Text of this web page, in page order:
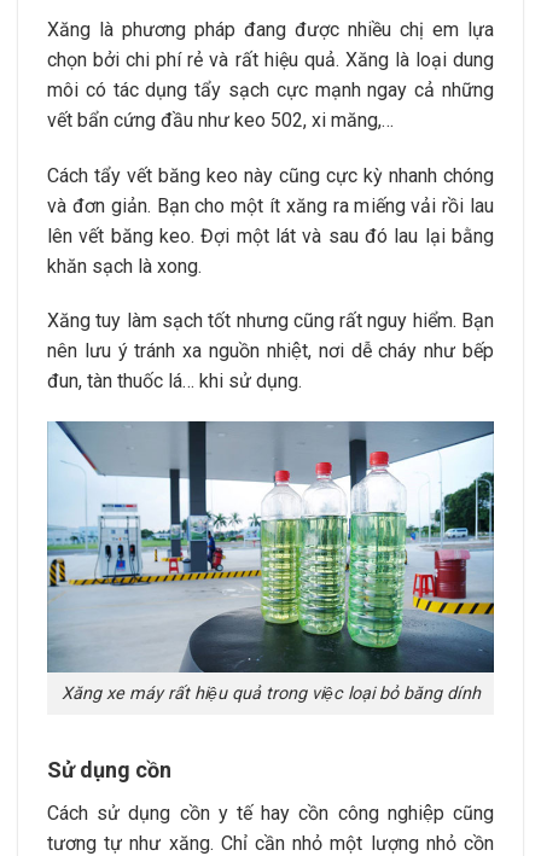
Xăng là phương pháp đang được nhiều chị em lựa
chọn bởi chi phí rẻ và rất hiệu quả. Xăng là loại dung
môi có tác dụng tẩy sạch cực mạnh ngay cả những
vết bẩn cứng đầu như keo 502, xi măng,…
Cách tẩy vết băng keo này cũng cực kỳ nhanh chóng
và đơn giản. Bạn cho một ít xăng ra miếng vải rồi lau
lên vết băng keo. Đợi một lát và sau đó lau lại bằng
khăn sạch là xong.
Xăng tuy làm sạch tốt nhưng cũng rất nguy hiểm. Bạn
nên lưu ý tránh xa nguồn nhiệt, nơi dễ cháy như bếp
đun, tàn thuốc lá… khi sử dụng.
Xăng xe máy rất hiệu quả trong việc loại bỏ băng dính
Sử dụng cồn
Cách sử dụng cồn y tế hay cồn công nghiệp cũng
tương tự như xăng. Chỉ cần nhỏ một lượng nhỏ cồn